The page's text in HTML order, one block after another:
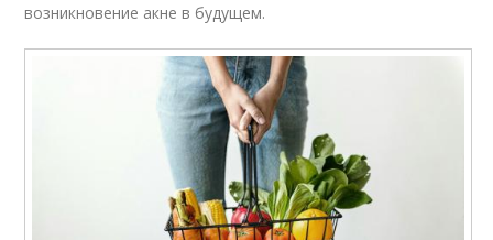
возникновение акне в будущем.